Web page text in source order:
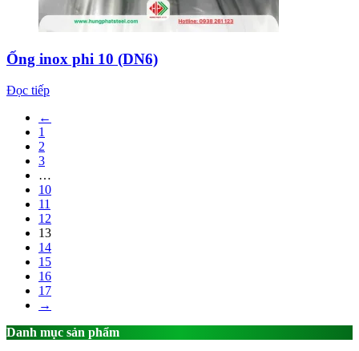
Ống inox phi 10 (DN6)
Đọc tiếp
←
1
2
3
…
10
11
12
13
14
15
16
17
→
Danh mục sản phẩm